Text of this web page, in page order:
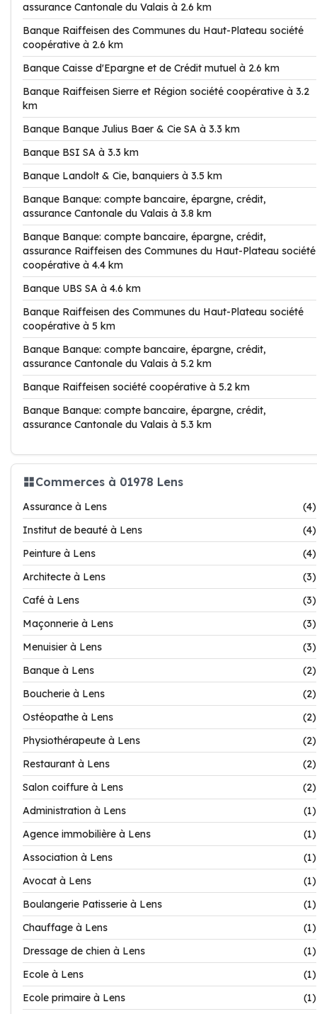
assurance Cantonale du Valais à 2.6 km
Banque Raiffeisen des Communes du Haut-Plateau société
coopérative à 2.6 km
Banque Caisse d'Epargne et de Crédit mutuel à 2.6 km
Banque Raiffeisen Sierre et Région société coopérative à 3.2
km
Banque Banque Julius Baer & Cie SA à 3.3 km
Banque BSI SA à 3.3 km
Banque Landolt & Cie, banquiers à 3.5 km
Banque Banque: compte bancaire, épargne, crédit,
assurance Cantonale du Valais à 3.8 km
Banque Banque: compte bancaire, épargne, crédit,
assurance Raiffeisen des Communes du Haut-Plateau société
coopérative à 4.4 km
Banque UBS SA à 4.6 km
Banque Raiffeisen des Communes du Haut-Plateau société
coopérative à 5 km
Banque Banque: compte bancaire, épargne, crédit,
assurance Cantonale du Valais à 5.2 km
Banque Raiffeisen société coopérative à 5.2 km
Banque Banque: compte bancaire, épargne, crédit,
assurance Cantonale du Valais à 5.3 km
Commerces à 01978 Lens
Assurance à Lens
(4)
Institut de beauté à Lens
(4)
Peinture à Lens
(4)
Architecte à Lens
(3)
Café à Lens
(3)
Maçonnerie à Lens
(3)
Menuisier à Lens
(3)
Banque à Lens
(2)
Boucherie à Lens
(2)
Ostéopathe à Lens
(2)
Physiothérapeute à Lens
(2)
Restaurant à Lens
(2)
Salon coiffure à Lens
(2)
Administration à Lens
(1)
Agence immobilière à Lens
(1)
Association à Lens
(1)
Avocat à Lens
(1)
Boulangerie Patisserie à Lens
(1)
Chauffage à Lens
(1)
Dressage de chien à Lens
(1)
Ecole à Lens
(1)
Ecole primaire à Lens
(1)